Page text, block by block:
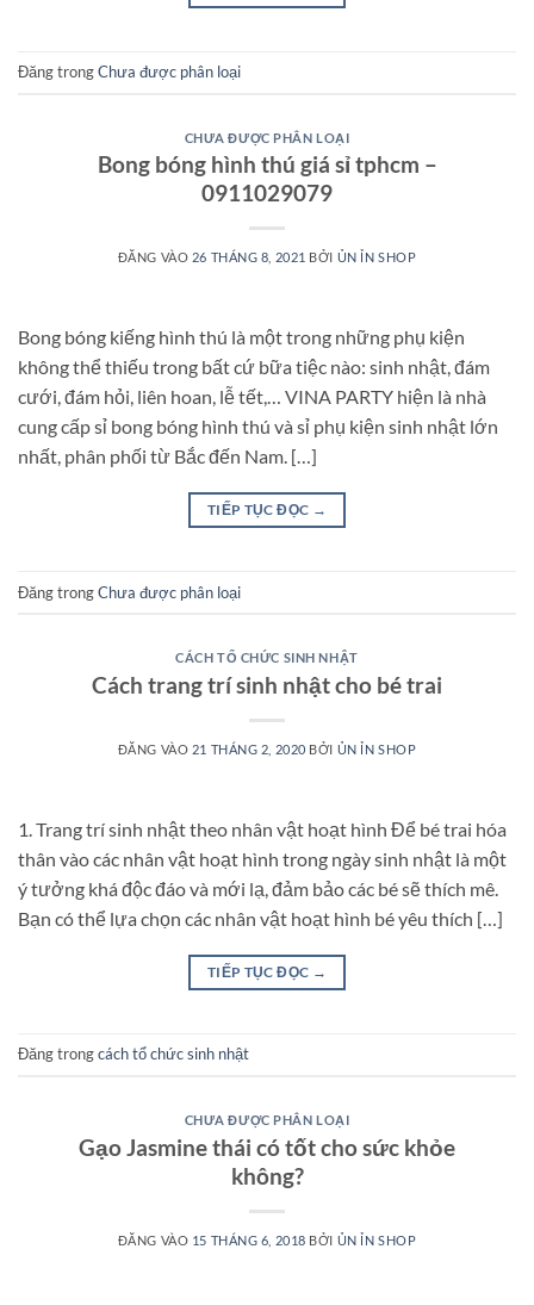
Đăng trongChưa được phân loại
CHƯA ĐƯỢC PHÂN LOẠI
Bong bóng hình thú giá sỉ tphcm –
0911029079
ĐĂNG VÀO 26 THÁNG 8, 2021 BỞI ỦN ỈN SHOP
Bong bóng kiếng hình thú là một trong những phụ kiện
không thể thiếu trong bất cứ bữa tiệc nào: sinh nhật, đám
cưới, đám hỏi, liên hoan, lễ tết,… VINA PARTY hiện là nhà
cung cấp sỉ bong bóng hình thú và sỉ phụ kiện sinh nhật lớn
nhất, phân phối từ Bắc đến Nam. […]
TIẾP TỤC ĐỌC →
Đăng trongChưa được phân loại
CÁCH TỔ CHỨC SINH NHẬT
Cách trang trí sinh nhật cho bé trai
ĐĂNG VÀO 21 THÁNG 2, 2020 BỞI ỦN ỈN SHOP
1. Trang trí sinh nhật theo nhân vật hoạt hình Để bé trai hóa
thân vào các nhân vật hoạt hình trong ngày sinh nhật là một
ý tưởng khá độc đáo và mới lạ, đảm bảo các bé sẽ thích mê.
Bạn có thể lựa chọn các nhân vật hoạt hình bé yêu thích […]
TIẾP TỤC ĐỌC →
Đăng trongcách tổ chức sinh nhật
CHƯA ĐƯỢC PHÂN LOẠI
Gạo Jasmine thái có tốt cho sức khỏe
không?
ĐĂNG VÀO 15 THÁNG 6, 2018 BỞI ỦN ỈN SHOP